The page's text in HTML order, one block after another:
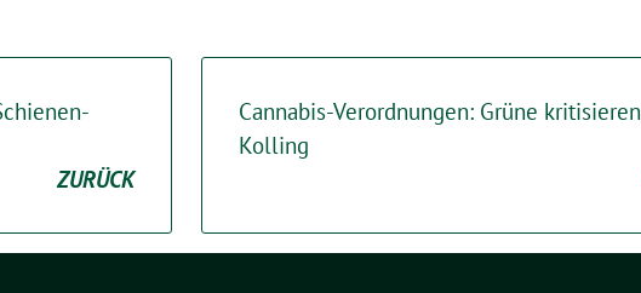
ZURÜCK
Cannabis-Verordnungen: Grüne kritisieren
Kolling